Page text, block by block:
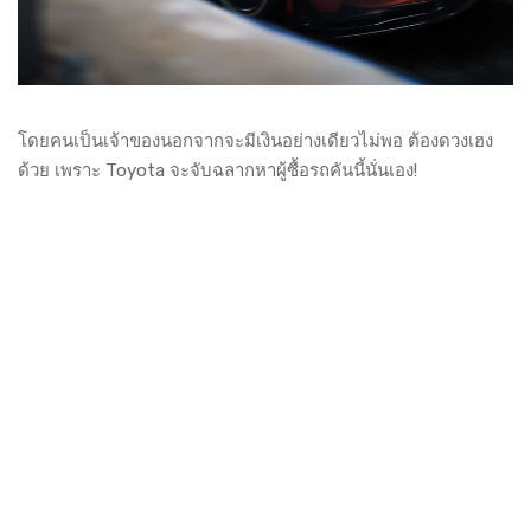
โดยคนเป็นเจ้าของนอกจากจะมีเงินอย่างเดียวไม่พอ ต้องดวงเฮง
ด้วย เพราะ Toyota จะจับฉลากหาผู้ซื้อรถคันนี้นั่นเอง!